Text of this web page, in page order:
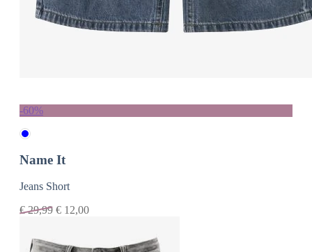
-60%
Name It
Jeans Short
€29,99 € 12,00